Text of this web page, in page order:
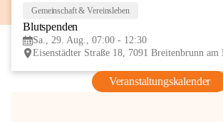
Gemeinschaft & Vereinsleben
Blutspenden
Sa., 29. Aug., 07:00 - 12:30
Veranstaltungskalender